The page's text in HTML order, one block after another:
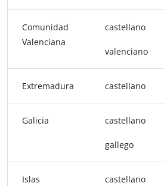
Comunidad
Valenciana
castellano
valenciano
Extremadura castellano
Galicia castellano
gallego
Islas
castellano